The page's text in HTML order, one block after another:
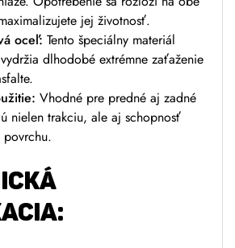
jej životnosť.
oceľ: Tento špeciálny materiál
dlhodobé extrémne zaťaženie
Vhodné pre predné aj zadné
nielen trakciu, ale aj schopnosť
povrchu.